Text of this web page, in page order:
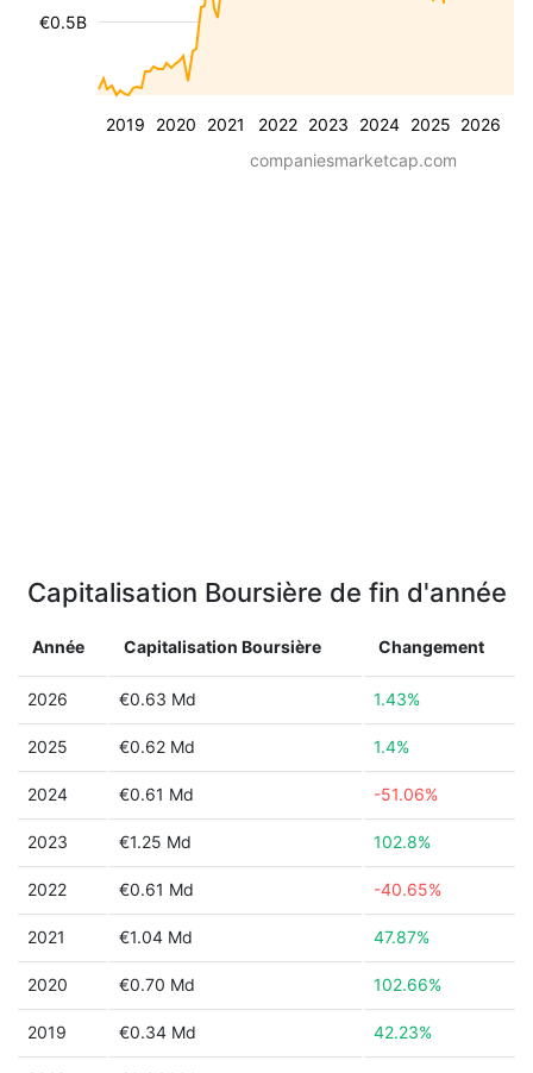
2019 2020 2021 2022 2023 2024 2025 2026
€0.5B
companiesmarketcap.com
Capitalisation Boursière de fin d'année
Année Capitalisation Boursière Changement
2026 €0.63 Md 1.43%
2025 €0.62 Md 1.4%
2024 €0.61 Md -51.06%
2023 €1.25 Md 102.8%
2022 €0.61 Md -40.65%
2021 €1.04 Md 47.87%
2020 €0.70 Md 102.66%
2019 €0.34 Md 42.23%